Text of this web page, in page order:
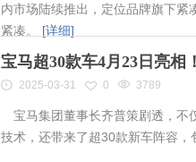
内市场陆续推出，定位品牌旗下紧
紧凑。 [详细]
宝马超30款车4月23日亮
2025-03-31 0 3789
宝马集团董事长齐普策剧透，不
技术，还带来了超30款新车阵容